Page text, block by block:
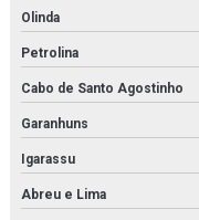
Motor de pistão
Oilon
Orificio danfoss para
Parker hda
Olinda
Petrolina
Cabo de Santo Agostinho
Garanhuns
Igarassu
Abreu e Lima